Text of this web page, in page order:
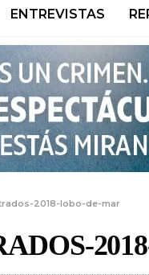
ENTREVISTAS
2018-lobo-de-mar